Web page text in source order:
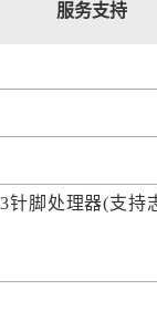
服务支持
针脚处理器(支持